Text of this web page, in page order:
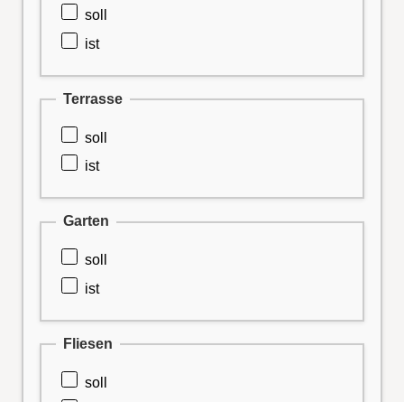
soll
ist
Terrasse
soll
ist
Garten
soll
ist
Fliesen
soll